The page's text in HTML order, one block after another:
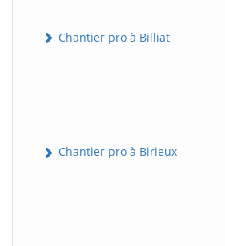
Chantier pro à Billiat
Chantier pro à Birieux